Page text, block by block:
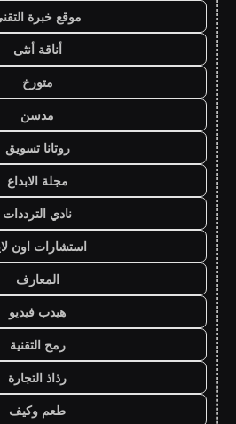
موقع خبرة
أناقة أنثى
متورخ
مدسن
روتانا تسويق
مجلة الابداع
نادي الترددات
استشارات اون
المعارف
هيدب فيديو
رمح التقنية
رذاذ التجارة
طعم وكيف